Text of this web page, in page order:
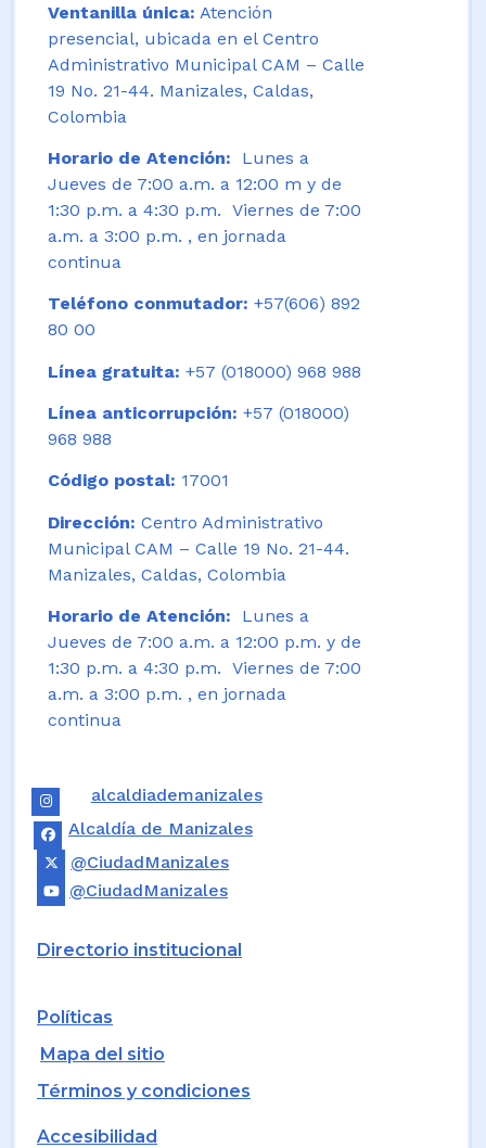
Ventanilla única: Atención
presencial, ubicada en el Centro
Administrativo Municipal CAM – Calle
19 No. 21-44. Manizales, Caldas,
Colombia
Horario de Atención:
Lunes a
Jueves de 7:00 a.m. a 12:00 m y de
1:30 p.m. a 4:30 p.m. Viernes de 7:00
a.m. a 3:00 p.m. , en jornada
continua
Teléfono conmutador: +57(606) 892
80 00
Línea gratuita: +57 (018000) 968 988
Línea anticorrupción: +57 (018000)
968 988
Código postal: 17001
Dirección: Centro Administrativo
Municipal CAM – Calle 19 No. 21-44.
Manizales, Caldas, Colombia
Horario de Atención: Lunes a
Jueves de 7:00 a.m. a 12:00 p.m. y de
1:30 p.m. a 4:30 p.m. Viernes de 7:00
a.m. a 3:00 p.m. , en jornada
continua
alcaldiademanizales
Alcaldía de Manizales
@CiudadManizales
@CiudadManizales
Directorio institucional
Políticas
Mapa del sitio
Términos y condiciones
Accesibilidad